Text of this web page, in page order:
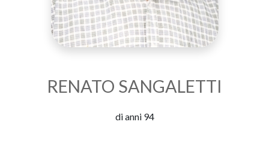
RENATO SANGALETTI
di anni 94